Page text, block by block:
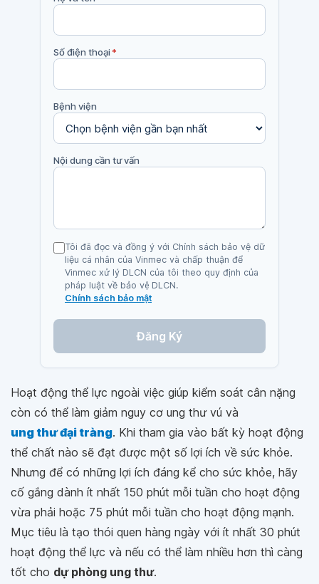
Số điện thoại*
Bệnh viện
Nội dung cần tư vấn
Tôi đã đọc và đồng ý với Chính sách bảo vệ dữ
liệu cá nhân của Vinmec và chấp thuận để
Vinmec xử lý DLCN của tôi theo quy định của
pháp luật về bảo vệ DLCN.
Chính sách bảo mật
Đăng Ký
Hoạt động thể lực ngoài việc giúp kiểm soát cân nặng
còn có thể làm giảm nguy cơ ung thư vú và
ung thư đại tràng. Khi tham gia vào bất kỳ hoạt động
thể chất nào sẽ đạt được một số lợi ích về sức khỏe.
Nhưng để có những lợi ích đáng kể cho sức khỏe, hãy
cố gắng dành ít nhất 150 phút mỗi tuần cho hoạt động
vừa phải hoặc 75 phút mỗi tuần cho hoạt động mạnh.
Mục tiêu là tạo thói quen hàng ngày với ít nhất 30 phút
hoạt động thể lực và nếu có thể làm nhiều hơn thì càng
tốt cho dự phòng ung thư.